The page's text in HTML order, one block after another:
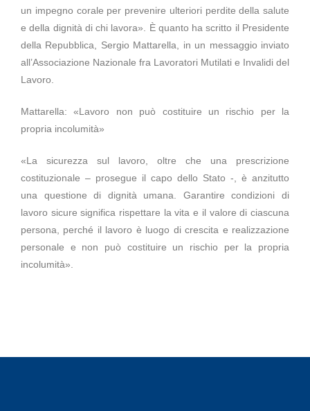
un impegno corale per prevenire ulteriori perdite della salute
e della dignità di chi lavora». È quanto ha scritto il Presidente
della Repubblica, Sergio Mattarella, in un messaggio inviato
all’Associazione Nazionale fra Lavoratori Mutilati e Invalidi del
Lavoro.
Mattarella: «Lavoro non può costituire un rischio per la
propria incolumità»
«La sicurezza sul lavoro, oltre che una prescrizione
costituzionale – prosegue il capo dello Stato -, è anzitutto
una questione di dignità umana. Garantire condizioni di
lavoro sicure significa rispettare la vita e il valore di ciascuna
persona, perché il lavoro è luogo di crescita e realizzazione
personale e non può costituire un rischio per la propria
incolumità».